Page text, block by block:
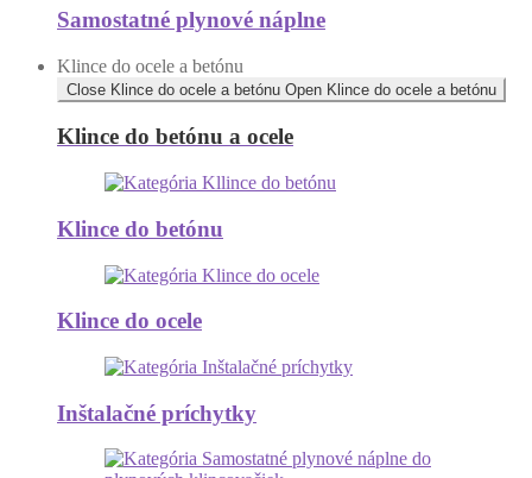
Samostatné plynové náplne
Klince do ocele a betónu
Close Klince do ocele a betónu Open Klince do ocele a betónu
Klince do betónu a ocele
Klince do betónu
Klince do ocele
Inštalačné príchytky